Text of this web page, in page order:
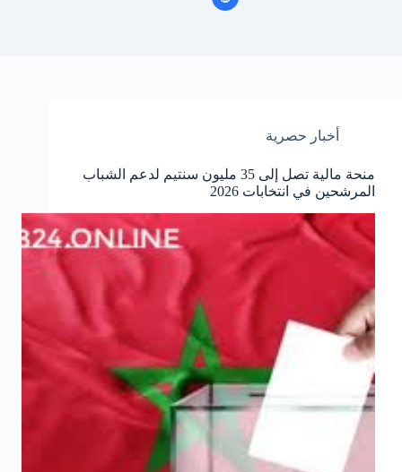
أخبار حصرية
منحة مالية تصل إلى 35 مليون سنتيم لدعم الشباب
المرشحين في انتخابات 2026